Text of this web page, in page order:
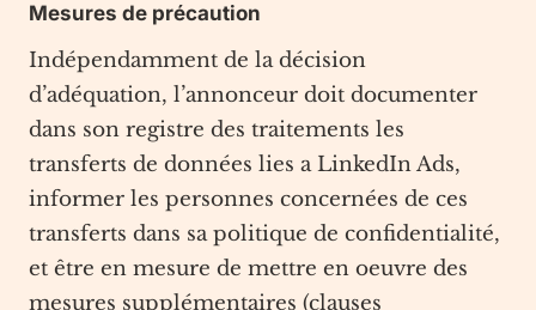
Mesures de précaution
Indépendamment de la décision
d’adéquation, l’annonceur doit documenter
dans son registre des traitements les
transferts de données lies a LinkedIn Ads,
informer les personnes concernées de ces
transferts dans sa politique de confidentialité,
et être en mesure de mettre en oeuvre des
mesures supplémentaires (clauses